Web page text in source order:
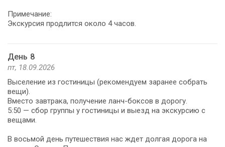
Примечание:
Экскурсия продлится около 4 часов.
День 8
пт, 18.09.2026
Выселение из гостиницы (рекомендуем заранее собрать
вещи).
Вместо завтрака, получение ланч-боксов в дорогу.
5:50 — сбор группы у гостиницы и выезд на экскурсию с
вещами.
В восьмой день путешествия нас ждет долгая дорога на